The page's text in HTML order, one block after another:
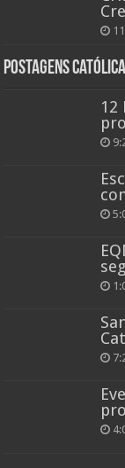
Postagens
12